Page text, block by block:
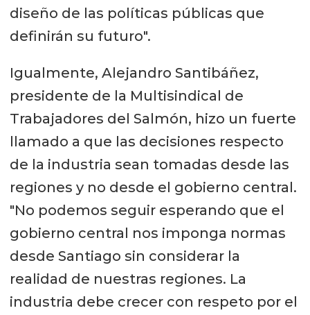
diseño de las políticas públicas que
definirán su futuro".
Igualmente, Alejandro Santibáñez,
presidente de la Multisindical de
Trabajadores del Salmón, hizo un fuerte
llamado a que las decisiones respecto
de la industria sean tomadas desde las
regiones y no desde el gobierno central.
"No podemos seguir esperando que el
gobierno central nos imponga normas
desde Santiago sin considerar la
realidad de nuestras regiones. La
industria debe crecer con respeto por el